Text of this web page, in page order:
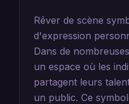
Rêver de scène
d'expression
Dans de
un espace où les
partagent leurs
un public. Ce